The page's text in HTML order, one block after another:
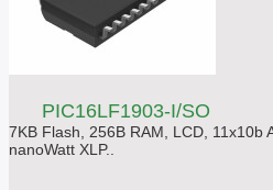
PIC16LF1903-I/SO
7KB Flash, 256B RAM, LCD, 11x10b
nanoWatt XLP..